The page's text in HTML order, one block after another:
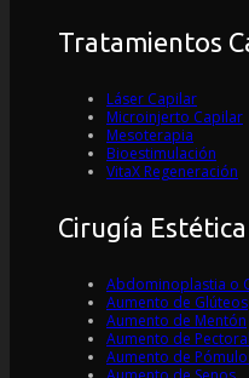
Tratamientos
Láser Capilar
Microinjerto Capilar
Mesoterapia
Bioestimulación
VitaX Regeneración
Cirugía Estética
Abdominoplastia o
Aumento de Glúteos
Aumento de Mentón
Aumento de
Aumento de